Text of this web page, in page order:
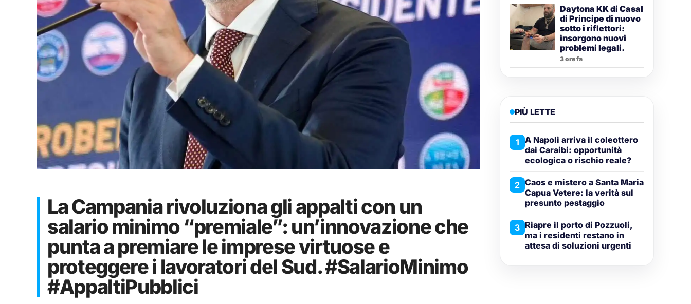
La Campania rivoluziona gli appalti con un
salario minimo “premiale”: un’innovazione che
punta a premiare le imprese virtuose e
proteggere i lavoratori del Sud. #SalarioMinimo
#AppaltiPubblici
Daytona KK di Casal
di Principe di nuovo
sotto i riflettori:
insorgono nuovi
problemi legali.
3 ore fa
PIÙ LETTE
1 A Napoli arriva il coleottero
dai Caraibi: opportunità
ecologica o rischio reale?
2 Caos e mistero a Santa Maria
Capua Vetere: la verità sul
presunto pestaggio
3 Riapre il porto di Pozzuoli,
ma i residenti restano in
attesa di soluzioni urgenti